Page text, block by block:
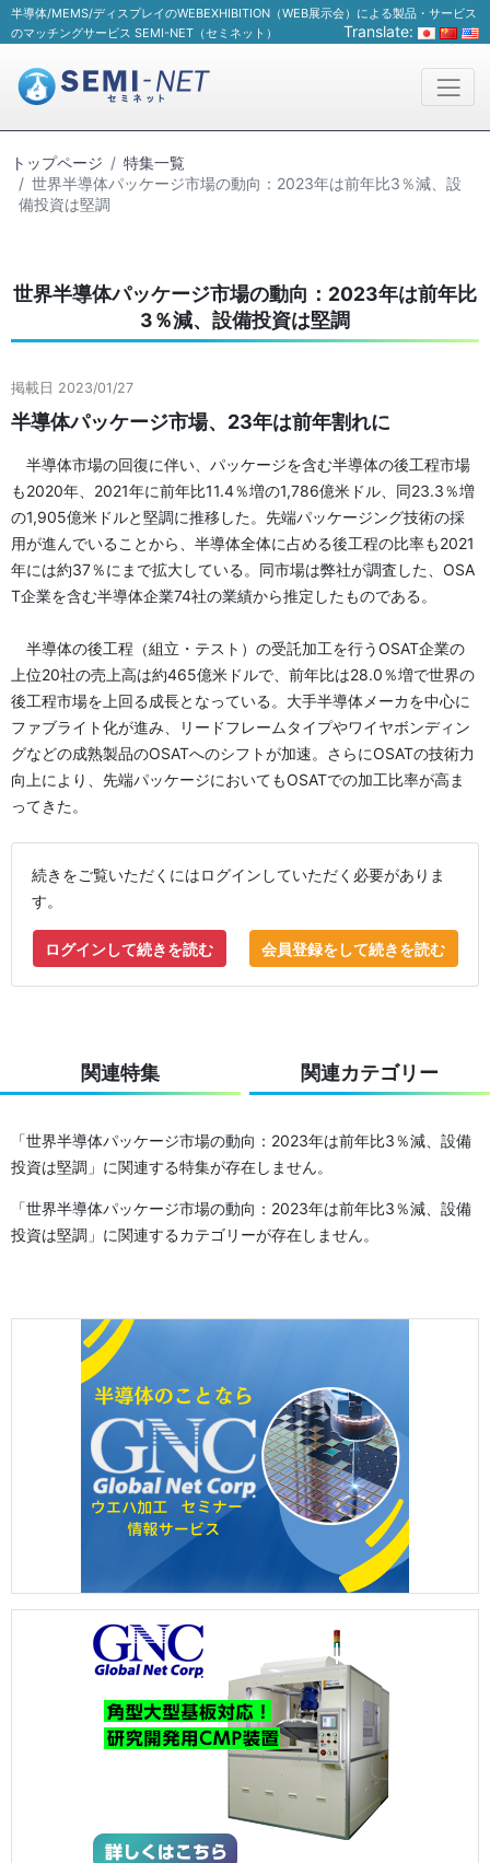
半導体/MEMS/ディスプレイのWEBEXHIBITION（WEB展示会）による製品・サービス
のマッチングサービス SEMI-NET（セミネット）
Translate:
トップページ
特集一覧
世界半導体パッケージ市場の動向：2023年は前年比3％減、設
備投資は堅調
世界半導体パッケージ市場の動向：2023年は前年比
3％減、設備投資は堅調
掲載日 2023/01/27
半導体パッケージ市場、23年は前年割れに
半導体市場の回復に伴い、パッケージを含む半導体の後工程市場
も2020年、2021年に前年比11.4％増の1,786億米ドル、同23.3％増
の1,905億米ドルと堅調に推移した。先端パッケージング技術の採
用が進んでいることから、半導体全体に占める後工程の比率も2021
年には約37％にまで拡大している。同市場は弊社が調査した、OSA
T企業を含む半導体企業74社の業績から推定したものである。
半導体の後工程（組立・テスト）の受託加工を行うOSAT企業の
上位20社の売上高は約465億米ドルで、前年比は28.0％増で世界の
後工程市場を上回る成長となっている。大手半導体メーカを中心に
ファブライト化が進み、リードフレームタイプやワイヤボンディン
グなどの成熟製品のOSATへのシフトが加速。さらにOSATの技術力
向上により、先端パッケージにおいてもOSATでの加工比率が高ま
ってきた。
続きをご覧いただくにはログインしていただく必要がありま
す。
ログインして続きを読む 会員登録をして続きを読む
関連特集 関連カテゴリー
「世界半導体パッケージ市場の動向：2023年は前年比3％減、設備
投資は堅調」に関連する特集が存在しません。
「世界半導体パッケージ市場の動向：2023年は前年比3％減、設備
投資は堅調」に関連するカテゴリーが存在しません。